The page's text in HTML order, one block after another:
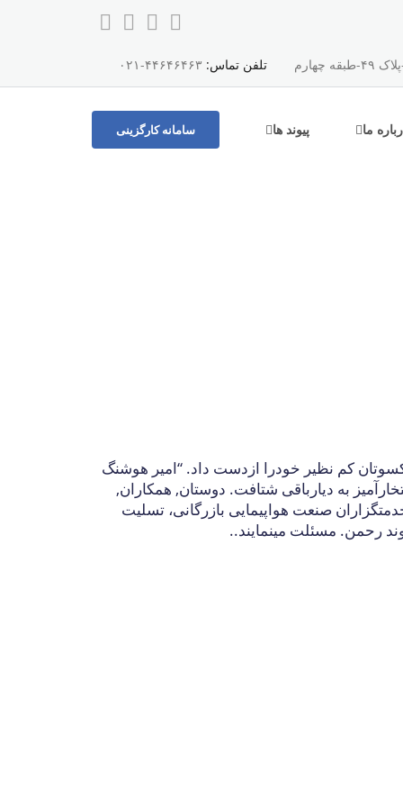
تلفن تماس: ۴۴۶۴۶۴۶۳-۰۲۱
ما پیوند ها سامانه کارگزینی
کم نظیر خودرا ازدست داد. “امیر هوشنگ
به دیارباقی شتافت. دوستان, همکاران,
صنعت هواپیمایی بازرگانی، تسلیت
رحمن. مسئلت مینمایند..